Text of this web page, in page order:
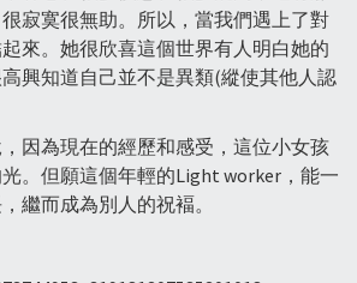
寂寞很無助。所以，當我們遇上了對
來。她很欣喜這個世界有人明白她的
興知道自己並不是異類(縱使其他人認
因為現在的經歷和感受，這位小女孩
。但願這個年輕的Light worker，能一
繼而成為別人的祝褔。